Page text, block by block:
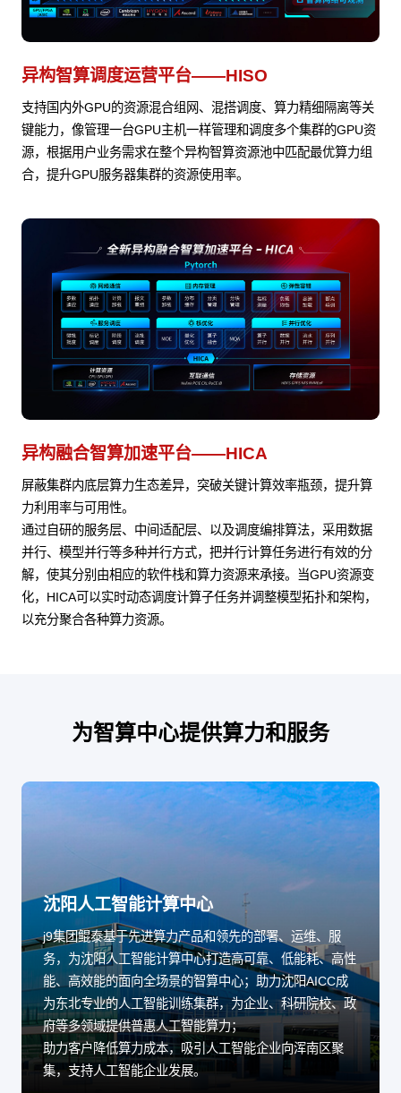
异构智算调度运营平台——HISO
支持国内外GPU的资源混合组网、混搭调度、算力精细隔离等关
键能力，像管理一台GPU主机一样管理和调度多个集群的GPU资
源，根据用户业务需求在整个异构智算资源池中匹配最优算力组
合，提升GPU服务器集群的资源使用率。
异构融合智算加速平台——HICA
屏蔽集群内底层算力生态差异，突破关键计算效率瓶颈，提升算
力利用率与可用性。
通过自研的服务层、中间适配层、以及调度编排算法，采用数据
并行、模型并行等多种并行方式，把并行计算任务进行有效的分
解，使其分别由相应的软件栈和算力资源来承接。当GPU资源变
化，HICA可以实时动态调度计算子任务并调整模型拓扑和架构，
以充分聚合各种算力资源。
为智算中心提供算力和服务
沈阳人工智能计算中心
j9集团鲲泰基于先进算力产品和领先的部署、运维、服
务，为沈阳人工智能计算中心打造高可靠、低能耗、高性
能、高效能的面向全场景的智算中心；助力沈阳AICC成
为东北专业的人工智能训练集群，为企业、科研院校、政
府等多领域提供普惠人工智能算力；
助力客户降低算力成本，吸引人工智能企业向浑南区聚
集，支持人工智能企业发展。